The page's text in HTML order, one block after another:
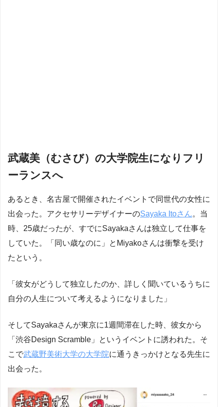
武蔵美（むさび）の大学院生になりフリ
ーランスへ
あるとき、名古屋で開催されたイベントで同世代の女性に
出会った。アクセサリーデザイナーのSayaka Itoさん
。当
時、25歳だったが、すでにSayakaさんは独立して仕事を
していた。「同い歳なのに」とMiyakoさんは衝撃を受け
たという。
「彼女がどうして独立したのか、詳しく聞いているうちに
自分の人生について考えるようになりました」
そしてSayakaさんが東京に1週間滞在した時、彼女から
「渋谷Design Scramble」というイベントに誘われた。そ
こで武蔵野美術大学の大学院に通うきっかけとなる先生に
出会った。